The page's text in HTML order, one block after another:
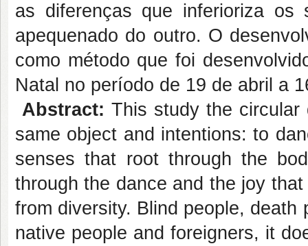
as diferenças que inferioriza os
apequenado do outro. O
como método que foi
Natal no período de 19 de abril a
Abstract: This study the circular
same object and intentions: to
senses that root through the
through the dance and the joy
from diversity. Blind people,
native people and foreigners, it